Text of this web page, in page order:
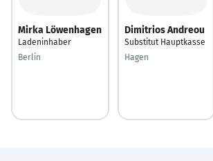
Mirka Löwenhagen
Ladeninhaber
Berlin
Dimitrios Andreou
Substitut Hauptkasse
Hagen